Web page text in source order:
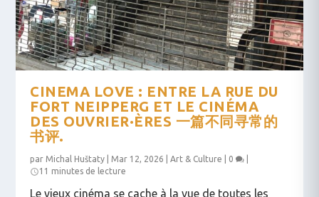
CINEMA LOVE : ENTRE LA RUE DU
FORT NEIPPERG ET LE CINÉMA
DES OUVRIER·ÈRES 一篇不同寻常的
书评.
par Michal Huštaty Mar 12, 2026 Art & Culture 0
11 minutes de lecture
Le vieux cinéma se cache à la vue de toutes les